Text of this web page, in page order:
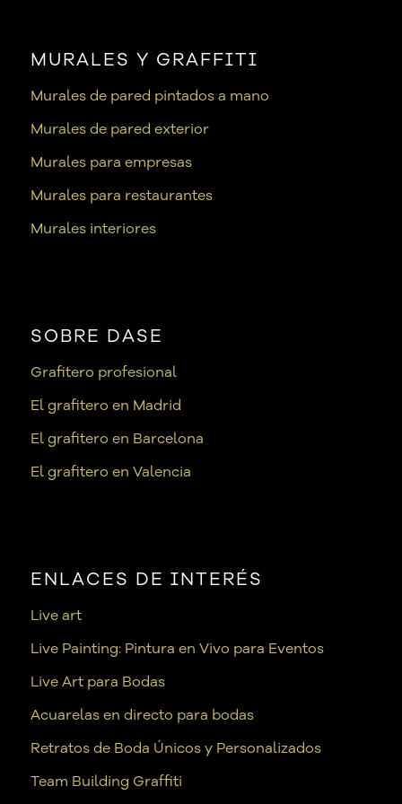
MURALES Y GRAFFITI
Murales de pared pintados a mano
Murales de pared exterior
Murales para empresas
Murales para restaurantes
Murales interiores
SOBRE DASE
Grafitero profesional
El grafitero en Madrid
El grafitero en Barcelona
El grafitero en Valencia
ENLACES DE INTERÉS
Live art
Live Painting: Pintura en Vivo para Eventos
Live Art para Bodas
Acuarelas en directo para bodas
Retratos de Boda Únicos y Personalizados
Team Building Graffiti